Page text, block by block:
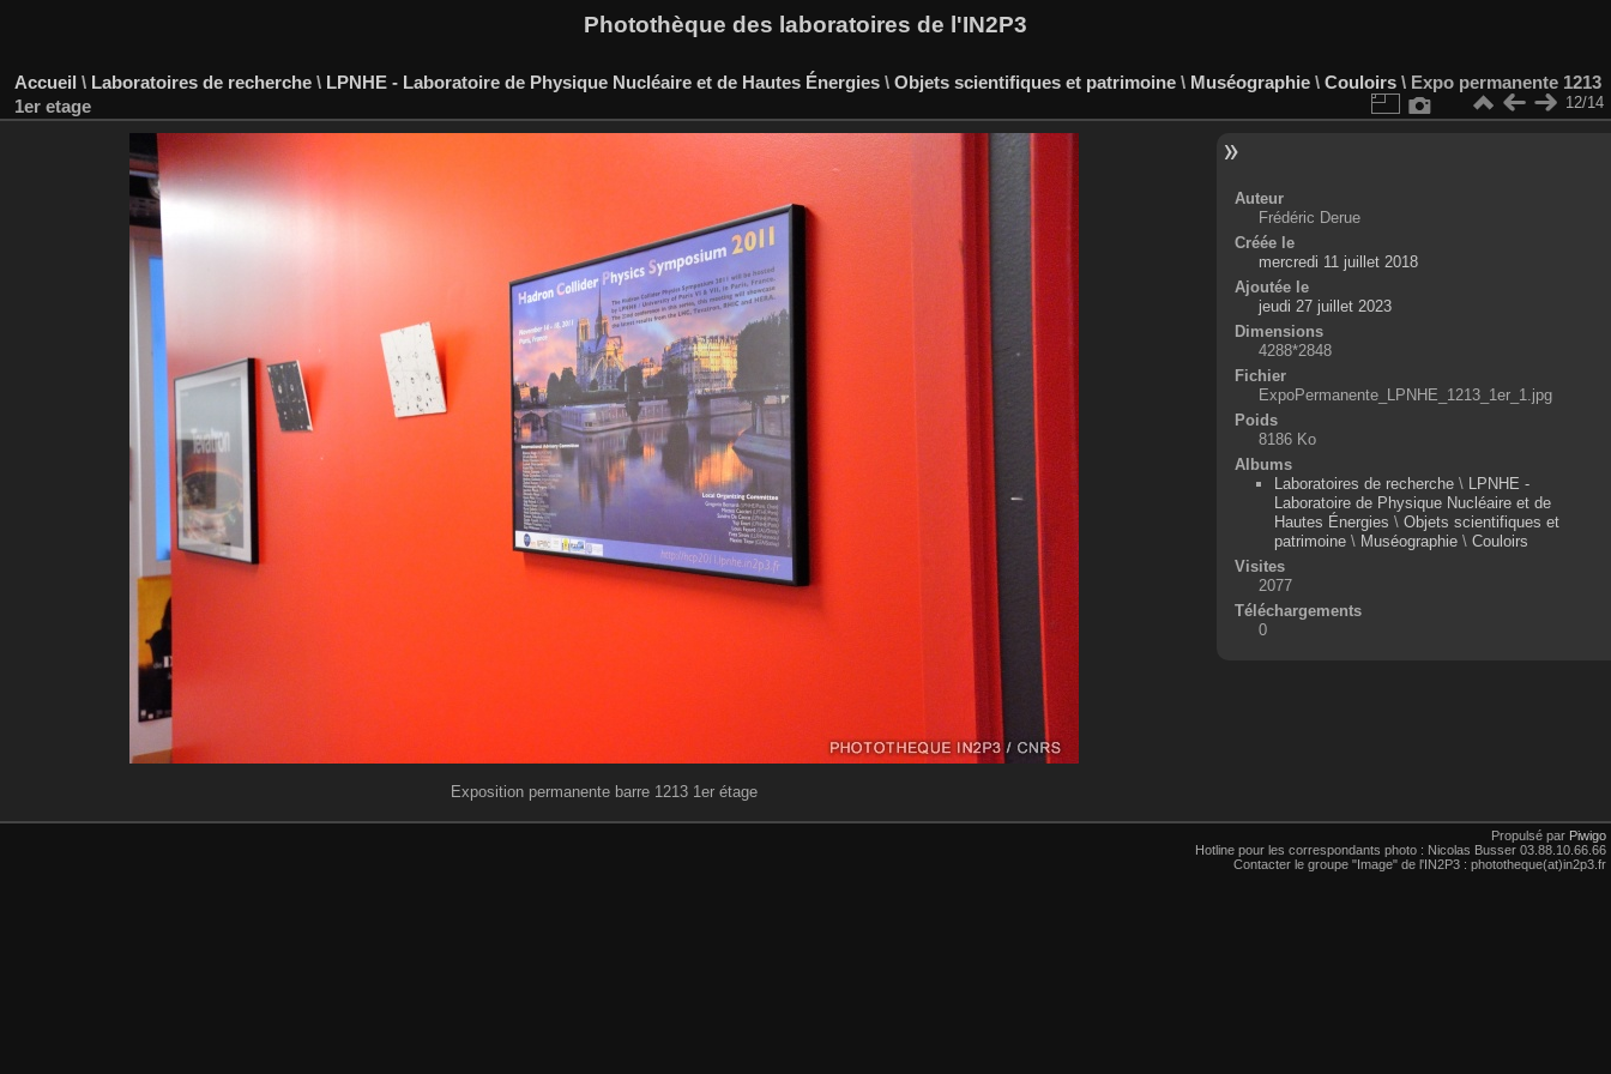
Photothèque des laboratoires de l'IN2P3
Accueil \ Laboratoires de recherche \ LPNHE - Laboratoire de Physique Nucléaire et de Hautes Énergies \ Objets scientifiques et patrimoine \ Muséographie \ Couloirs \ Expo permanente 1213
1er etage
12/14
Exposition permanente barre 1213 1er étage
Auteur
Frédéric Derue
Créée le
mercredi 11 juillet 2018
Ajoutée le
jeudi 27 juillet 2023
Dimensions
4288*2848
Fichier
ExpoPermanente_LPNHE_1213_1er_1.jpg
Poids
8186 Ko
Albums
Laboratoires de recherche\
LPNHE -
Laboratoire de Physique Nucléaire et de
Hautes Énergies \ Objets scientifiques et
patrimoine\ Muséographie\ Couloirs
Visites
2077
Téléchargements
0
Propulsé par Piwigo
Hotline pour les correspondants photo : Nicolas Busser 03.88.10.66.66
Contacter le groupe "Image" de l'IN2P3 : phototheque(at)in2p3.fr